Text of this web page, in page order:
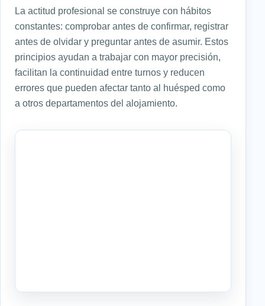
La actitud profesional se construye con hábitos
constantes: comprobar antes de confirmar, registrar
antes de olvidar y preguntar antes de asumir. Estos
principios ayudan a trabajar con mayor precisión,
facilitan la continuidad entre turnos y reducen
errores que pueden afectar tanto al huésped como
a otros departamentos del alojamiento.